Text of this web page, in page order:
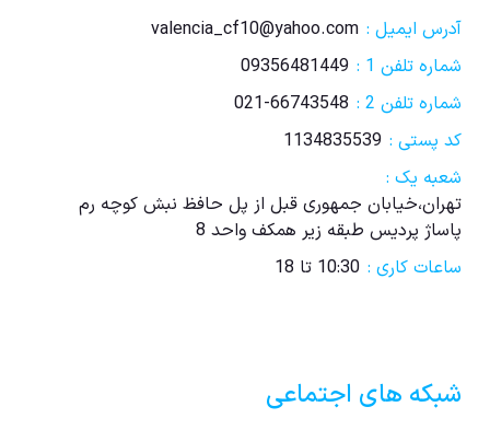
آدرس ایمیل : valencia_cf10@yahoo.com
شماره تلفن 1 :
09356481449
شماره تلفن 2 :
021-66743548
کد پستی : 1134835539
شعبه یک :
تهران،خیابان جمهوری قبل از پل حافظ نبش کوچه رم
پاساژ پردیس طبقه زیر همکف واحد 8
ساعات کاری : 10:30 تا 18
شبکه های اجتماعی